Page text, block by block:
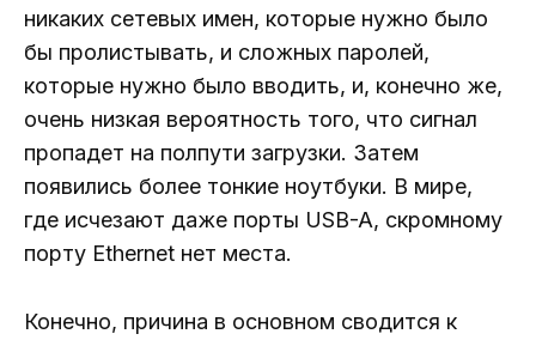
никаких сетевых имен, которые нужно было
бы пролистывать, и сложных паролей,
которые нужно было вводить, и, конечно же,
очень низкая вероятность того, что сигнал
пропадет на полпути загрузки. Затем
появились более тонкие ноутбуки. В мире,
где исчезают даже порты USB-A, скромному
порту Ethernet нет места.
Конечно, причина в основном сводится к